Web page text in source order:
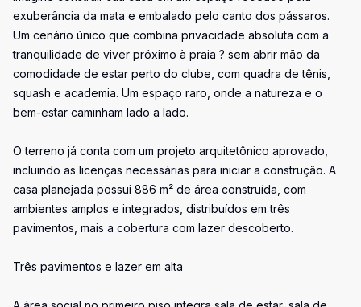
exuberância da mata e embalado pelo canto dos pássaros.
Um cenário único que combina privacidade absoluta com a
tranquilidade de viver próximo à praia ? sem abrir mão da
comodidade de estar perto do clube, com quadra de tênis,
squash e academia. Um espaço raro, onde a natureza e o
bem-estar caminham lado a lado.
O terreno já conta com um projeto arquitetônico aprovado,
incluindo as licenças necessárias para iniciar a construção. A
casa planejada possui 886 m² de área construída, com
ambientes amplos e integrados, distribuídos em três
pavimentos, mais a cobertura com lazer descoberto.
Três pavimentos e lazer em alta